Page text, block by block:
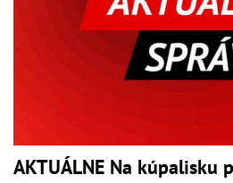
AKTUÁLNE Na kúpalisku